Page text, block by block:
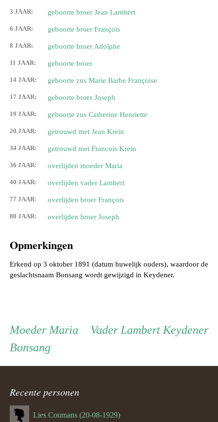
3 JAAR: geboorte broer Jean Lambert
6 JAAR: geboorte broer François
8 JAAR: geboorte broer Adolphe
11 JAAR: geboorte broer
14 JAAR: geboorte zus Marie Barbe Françoise
17 JAAR: geboorte broer Joseph
19 JAAR: geboorte zus Catherine Henriette
20 JAAR: getrouwd met Jean Krein
34 JAAR: getrouwd met Francois Krein
36 JAAR: overlijden moeder Maria
40 JAAR: overlijden vader Lambert
77 JAAR: overlijden broer François
80 JAAR: overlijden broer Joseph
Opmerkingen
Erkend op 3 oktober 1891 (datum huwelijk ouders), waardoor de
Persoon
ouder
navigatie
Vader Vader
Lambert Keydener
Moeder Moeder
Maria
Bonsang
Recente personen
Lies Coumans (20-08-1929)